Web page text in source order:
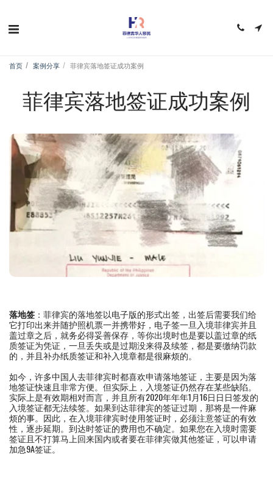
首页 案例分享 菲律宾落地签证成功案例
菲律宾落地签证成功案例
落地签 ：菲律宾的落地签以电子版的形式出签，出签后需要我们给
它打印出来并随护照机票一并携带好，电子签一旦入境菲律宾并且
盖过章之后，就务必得妥善保存，等你出境时也是要以盖过章的纸
质签证为凭证，一旦丢失或是过期没来得及续签，都是要缴纳罚款
的，并且补办纸质签证和补入境章都是很麻烦的。
如今，许多中国人去菲律宾时都喜欢申请落地签证，主要是因为落
地签证快速且非常方便。但实际上，入境签证仍然存在某些缺陷。
实际上是有效期相对而言，并且所有2020年年年1月16日日日签发的
入境签证都无法续签。如果到达菲律宾的签证过期，那将是一件麻
烦的事。因此，在入境菲律宾时使用签证时，必须注意签证的有效
性，逐步延期。到达时签证的费用也不确定。如果您在入境时需要
签证且不打算马上回来国内或者要在菲律宾做其他签证，可以申请
加急9A签证。